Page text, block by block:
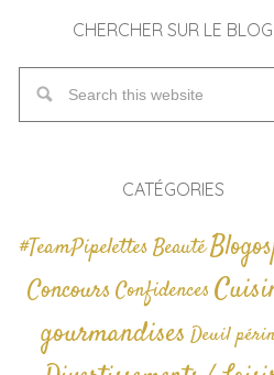
CHERCHER SUR LE BLOG
CATÉGORIES
#TeamPipelettesBeauté
ConcoursConfidences
gourmandises Deuil